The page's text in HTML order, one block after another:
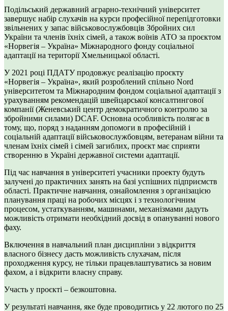
Подільський державний аграрно-технічний університет
завершує набір слухачів на курси професійної перепідготовки
звільнених у запас військовослужбовців Збройних сил
України та членів їхніх сімей, а також воїнів АТО за проєктом
«Норвегія – Україна» Міжнародного фонду соціальної
адаптації на території Хмельницької області.
У 2021 році ПДАТУ продовжує реалізацію проєкту
«Норвегія – Україна», який розроблений спільно Nord
університетом та Міжнародним фондом соціальної адаптації з
урахуванням рекомендацій швейцарської консалтингової
компанії (Женевський центр демократичного контролю за
збройними силами) DCAF. Основна особливість полягає в
тому, що, поряд з наданням допомоги в професійній і
соціальній адаптації військовослужбовцям, ветеранам війни та
членам їхніх сімей і сімей загиблих, проєкт має сприяти
створенню в Україні державної системи адаптації.
Під час навчання в університеті учасники проекту будуть
залучені до практичних занять на базі успішних підприємств
області. Практичне навчання, ознайомлення з організацією
планування праці на робочих місцях і з технологічним
процесом, устаткуванням, машинами, механізмами дадуть
можливість отримати необхідний досвід в опануванні нового
фаху.
Включення в навчальний план дисципліни з відкриття
власного бізнесу дасть можливість слухачам, після
проходження курсу, не тільки працевлаштуватись за новим
фахом, а і відкрити власну справу.
Участь у проєкті – безкоштовна.
У результаті навчання, яке буде проводитись у 22 лютого по 25